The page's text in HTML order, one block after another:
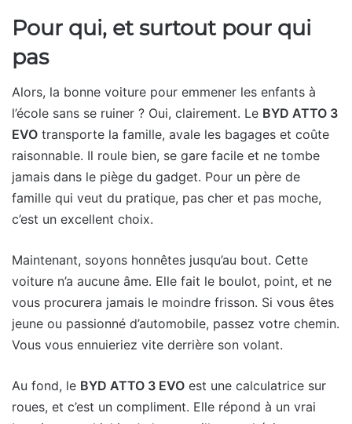
Pour qui, et surtout pour qui
pas
Alors, la bonne voiture pour emmener les enfants à
l’école sans se ruiner ? Oui, clairement. Le BYD ATTO 3
EVO transporte la famille, avale les bagages et coûte
raisonnable. Il roule bien, se gare facile et ne tombe
jamais dans le piège du gadget. Pour un père de
famille qui veut du pratique, pas cher et pas moche,
c’est un excellent choix.
Maintenant, soyons honnêtes jusqu’au bout. Cette
voiture n’a aucune âme. Elle fait le boulot, point, et ne
vous procurera jamais le moindre frisson. Si vous êtes
jeune ou passionné d’automobile, passez votre chemin.
Vous vous ennuieriez vite derrière son volant.
Au fond, le BYD ATTO 3 EVO est une calculatrice sur
roues, et c’est un compliment. Elle répond à un vrai